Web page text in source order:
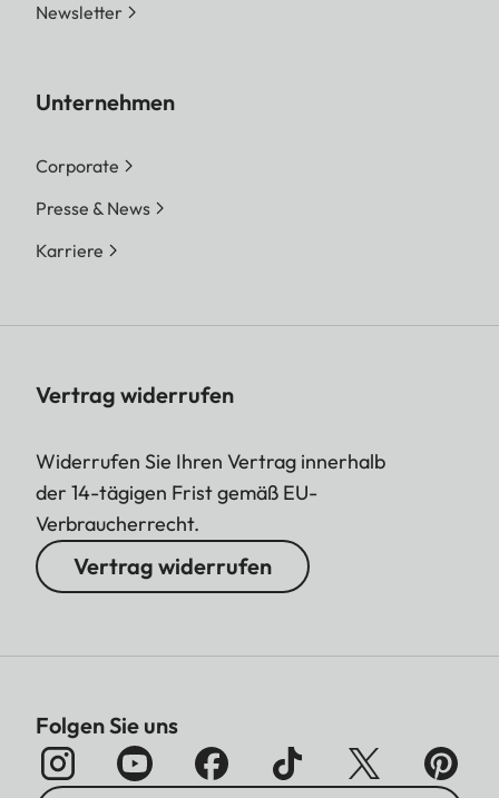
Newsletter
Unternehmen
Corporate
Presse & News
Karriere
Vertrag widerrufen
Widerrufen Sie Ihren Vertrag innerhalb
der 14-tägigen Frist gemäß EU-
Verbraucherrecht.
Vertrag widerrufen
Folgen Sie uns